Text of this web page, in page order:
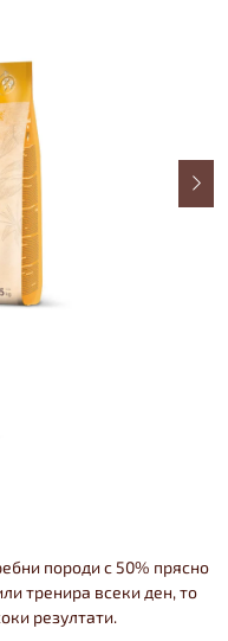
породи с 50% прясно
тренира всеки ден, то
резултати.